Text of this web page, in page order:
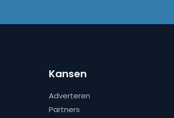
Kansen
Adverteren
Partners